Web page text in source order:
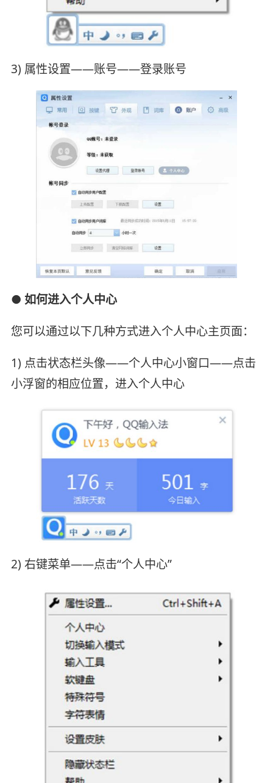
3) 属性设置——账号——登录账号
● 如何进入个人中心
您可以通过以下几种方式进入个人中心主页面：
1) 点击状态栏头像——个人中心小窗口——点击
小浮窗的相应位置，进入个人中心
2) 右键菜单——点击“个人中心”